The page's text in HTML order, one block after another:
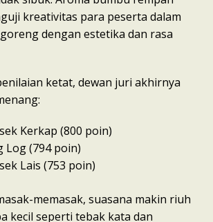
kreativitas para peserta dalam
dengan estetika dan rasa
ketat, dewan juri akhirnya
Kerkap (800 poin)
Log (794 poin)
Lais (753 poin)
memasak, suasana makin riuh
kecil seperti tebak kata dan